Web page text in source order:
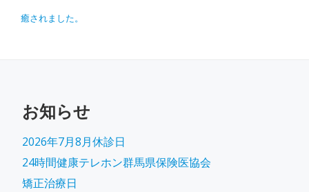
癒されました。
お知らせ
2026年7月8月休診日
24時間健康テレホン群馬県保険医協会
矯正治療日